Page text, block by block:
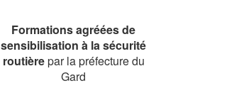
Formations agréées de
sensibilisation à la sécurité
routièrepar la préfecture du
Gard